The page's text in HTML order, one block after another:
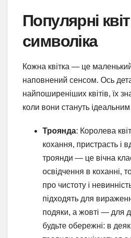
Популярні
символіка
Кожна квітка — це
наповнений сенсом. Ось
найпоширеніших квітів, їх
коли вони стануть
Троянда: Королева
кохання, пристрасть і
троянди — це вічна
освідчення в коханні,
про чистоту і
підходять для
подяки, а жовті — для
будьте обережні: в